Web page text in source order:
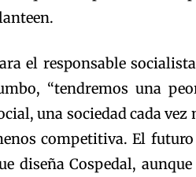
el responsable
“tendremos una
una sociedad cada
competitiva. El
diseña Cospedal,